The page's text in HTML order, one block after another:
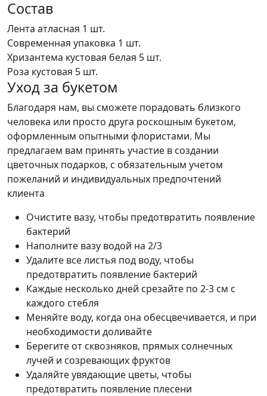
Состав
Лента атласная 1 шт.
Современная упаковка 1 шт.
Хризантема кустовая белая 5 шт.
Роза кустовая 5 шт.
Уход за букетом
Благодаря нам, вы сможете порадовать близкого
человека или просто друга роскошным букетом,
оформленным опытными флористами. Мы
предлагаем вам принять участие в создании
цветочных подарков, с обязательным учетом
пожеланий и индивидуальных предпочтений
клиента
Очистите вазу, чтобы предотвратить появление
бактерий
Наполните вазу водой на 2/3
Удалите все листья под воду, чтобы
предотвратить появление бактерий
Каждые несколько дней срезайте по 2-3 см с
каждого стебля
Меняйте воду, когда она обесцвечивается, и при
необходимости доливайте
Берегите от сквозняков, прямых солнечных
лучей и созревающих фруктов
Удаляйте увядающие цветы, чтобы
предотвратить появление плесени